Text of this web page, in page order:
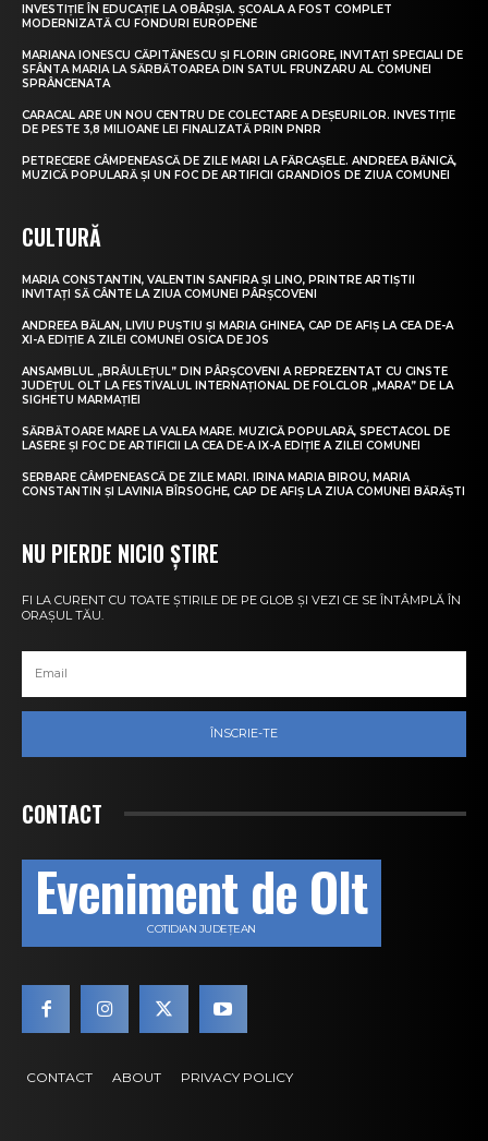
INVESTIȚIE ÎN EDUCAȚIE LA OBÂRȘIA. ȘCOALA A FOST COMPLET
MODERNIZATĂ CU FONDURI EUROPENE
MARIANA IONESCU CĂPITĂNESCU ȘI FLORIN GRIGORE, INVITAȚI SPECIALI DE
SFÂNTA MARIA LA SĂRBĂTOAREA DIN SATUL FRUNZARU AL COMUNEI
SPRÂNCENATA
CARACAL ARE UN NOU CENTRU DE COLECTARE A DEȘEURILOR. INVESTIȚIE
DE PESTE 3,8 MILIOANE LEI FINALIZATĂ PRIN PNRR
PETRECERE CÂMPENEASCĂ DE ZILE MARI LA FĂRCAȘELE. ANDREEA BĂNICĂ,
MUZICĂ POPULARĂ ȘI UN FOC DE ARTIFICII GRANDIOS DE ZIUA COMUNEI
CULTURĂ
MARIA CONSTANTIN, VALENTIN SANFIRA ȘI LINO, PRINTRE ARTIȘTII
INVITAȚI SĂ CÂNTE LA ZIUA COMUNEI PÂRȘCOVENI
ANDREEA BĂLAN, LIVIU PUȘTIU ȘI MARIA GHINEA, CAP DE AFIȘ LA CEA DE-A
XI-A EDIȚIE A ZILEI COMUNEI OSICA DE JOS
ANSAMBLUL „BRÂULEȚUL” DIN PÂRȘCOVENI A REPREZENTAT CU CINSTE
JUDEȚUL OLT LA FESTIVALUL INTERNAȚIONAL DE FOLCLOR „MARA” DE LA
SIGHETU MARMAȚIEI
SĂRBĂTOARE MARE LA VALEA MARE. MUZICĂ POPULARĂ, SPECTACOL DE
LASERE ȘI FOC DE ARTIFICII LA CEA DE-A IX-A EDIȚIE A ZILEI COMUNEI
SERBARE CÂMPENEASCĂ DE ZILE MARI. IRINA MARIA BIROU, MARIA
CONSTANTIN ȘI LAVINIA BÎRSOGHE, CAP DE AFIȘ LA ZIUA COMUNEI BĂRĂȘTI
NU PIERDE NICIO ȘTIRE
FI LA CURENT CU TOATE ȘTIRILE DE PE GLOB ȘI VEZI CE SE ÎNTÂMPLĂ ÎN
ORAȘUL TĂU.
ÎNSCRIE-TE
CONTACT
Eveniment de Olt
COTIDIAN JUDEȚEAN
CONTACT ABOUT PRIVACY POLICY